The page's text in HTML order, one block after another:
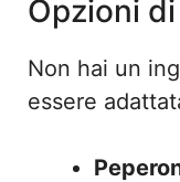
Opzioni
Non hai un
essere